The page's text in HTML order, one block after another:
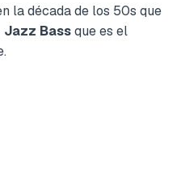
la década de los 50s que
Bassque es el